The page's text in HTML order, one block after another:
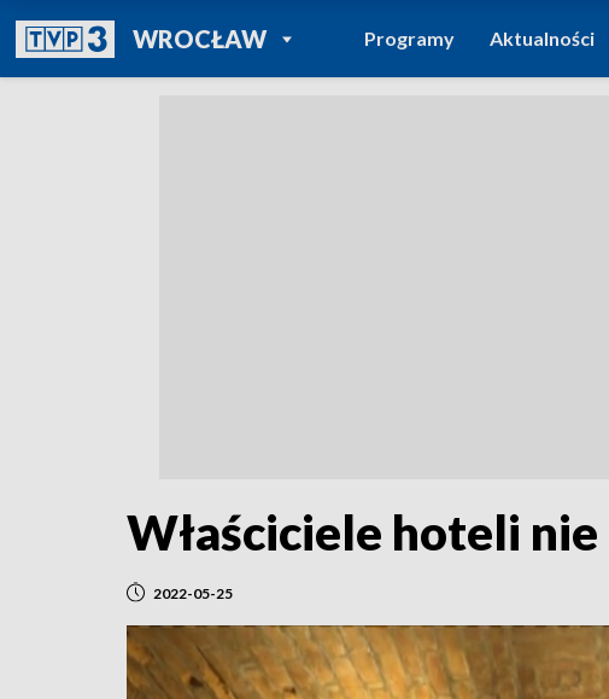
WROCŁAWPOWRÓT DO
TVP REGIONY
Programy Aktualności
Właściciele hoteli
2022-05-25